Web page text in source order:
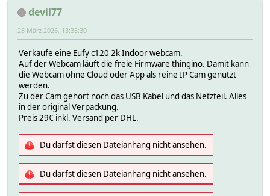
devil77
28 März 2026, 13:35:30
Verkaufe eine Eufy c120 2k Indoor webcam.
Auf der Webcam läuft die freie Firmware thingino. Damit kann
die Webcam ohne Cloud oder App als reine IP Cam genutzt
werden.
Zu der Cam gehört noch das USB Kabel und das Netzteil. Alles
in der original Verpackung.
Preis 29€ inkl. Versand per DHL.
Du darfst diesen Dateianhang nicht ansehen.
Du darfst diesen Dateianhang nicht ansehen.